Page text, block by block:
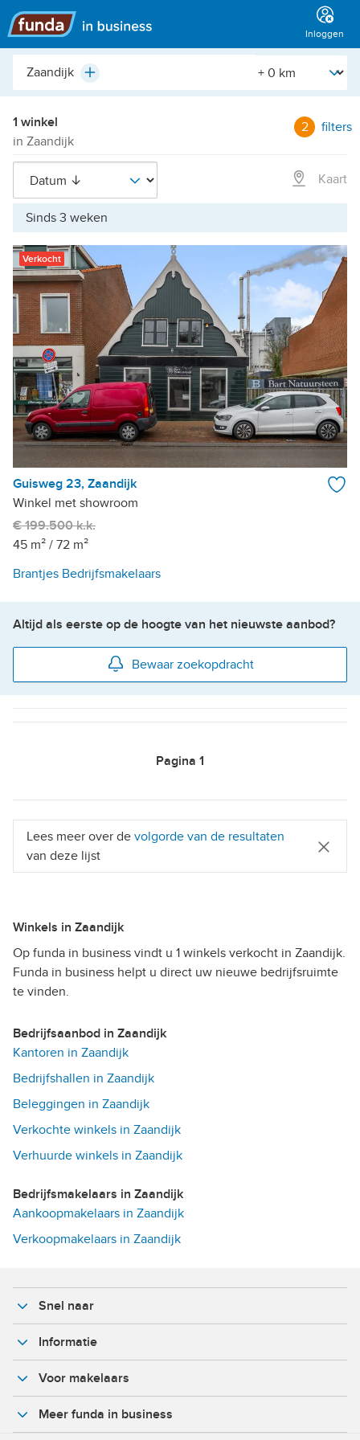
Hoofdmenu
Inloggen
Plaats,
etc.
Plus [Straal]
1 winkel
in Zaandijk
2 filters
Kaart
Sinds 3 weken
Verkocht
Guisweg 23, Zaandijk
Winkel met showroom
€ 199.500 k.k.
45 m² / 72 m²
Brantjes Bedrijfsmakelaars
Altijd als eerste op de hoogte van het nieuwste aanbod?
Bewaar zoekopdracht
Pagina 1
Lees meer over de volgorde van de resultaten
van deze lijst
Winkels in Zaandijk
Op funda in business vindt u 1 winkels verkocht in Zaandijk.
Funda in business helpt u direct uw nieuwe bedrijfsruimte
te vinden.
Bedrijfsaanbod in Zaandijk
Kantoren in Zaandijk
Bedrijfshallen in Zaandijk
Beleggingen in Zaandijk
Verkochte winkels in Zaandijk
Verhuurde winkels in Zaandijk
Bedrijfsmakelaars in Zaandijk
Aankoopmakelaars in Zaandijk
Verkoopmakelaars in Zaandijk
Snel naar
Informatie
Voor makelaars
Meer funda in business